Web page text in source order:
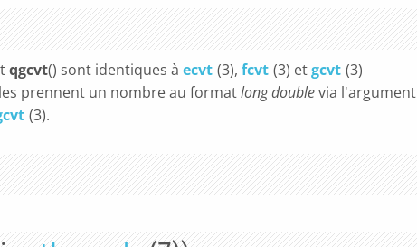
qgcvt() sont identiques à ecvt (3), fcvt (3) etgcvt (3)
prennent un nombre au formatlong doublevia l'argument
(3).